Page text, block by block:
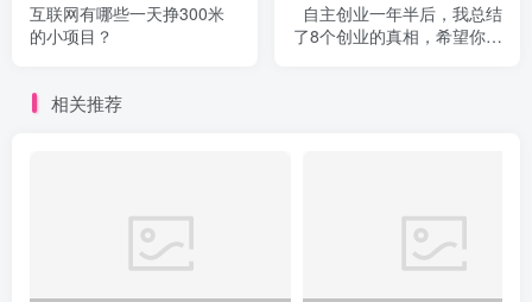
互联网有哪些一天挣300米
的小项目？
自主创业一年半后，我总结
了8个创业的真相，希望你们
相关推荐